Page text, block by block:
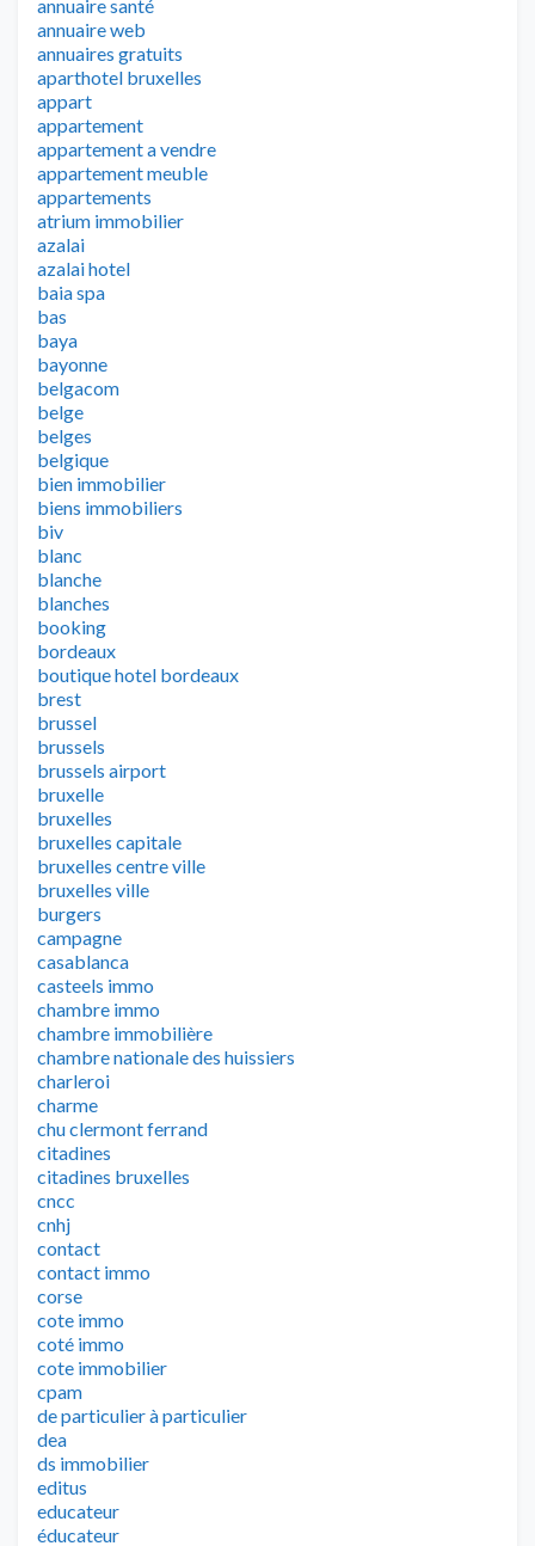
annuaire santé
annuaire web
annuaires gratuits
aparthotel bruxelles
appart
appartement
appartement a vendre
appartement meuble
appartements
atrium immobilier
azalai
azalai hotel
baia spa
bas
baya
bayonne
belgacom
belge
belges
belgique
bien immobilier
biens immobiliers
biv
blanc
blanche
blanches
booking
bordeaux
boutique hotel bordeaux
brest
brussel
brussels
brussels airport
bruxelle
bruxelles
bruxelles capitale
bruxelles centre ville
bruxelles ville
burgers
campagne
casablanca
casteels immo
chambre immo
chambre immobilière
chambre nationale des huissiers
charleroi
charme
chu clermont ferrand
citadines
citadines bruxelles
cncc
cnhj
contact
contact immo
corse
cote immo
coté immo
cote immobilier
cpam
de particulier à particulier
dea
ds immobilier
editus
educateur
éducateur